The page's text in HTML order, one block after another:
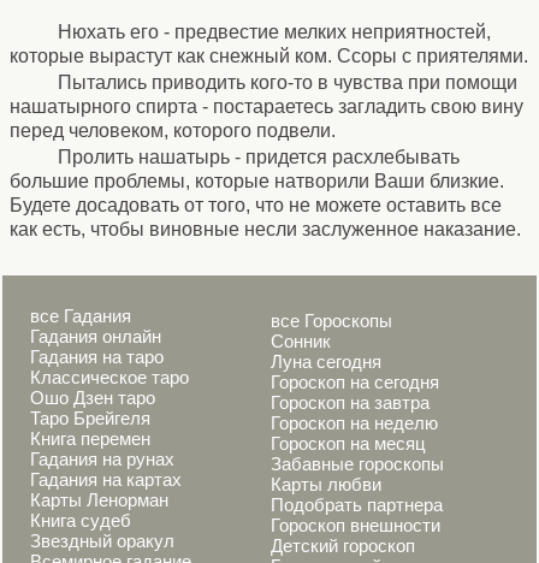
Нюхать его - предвестие мелких неприятностей,
которые вырастут как снежный ком. Ссоры с приятелями.
Пытались приводить кого-то в чувства при помощи
нашатырного спирта - постараетесь загладить свою вину
перед человеком, которого подвели.
Пролить нашатырь - придется расхлебывать
большие проблемы, которые натворили Ваши близкие.
Будете досадовать от того, что не можете оставить все
как есть, чтобы виновные несли заслуженное наказание.
все Гадания
Гадания онлайн
Гадания на таро
Классическое таро
Ошо Дзен таро
Таро Брейгеля
Книга перемен
Гадания на рунах
Гадания на картах
Карты Ленорман
Книга судеб
Звездный оракул
все Гороскопы
Сонник
Луна сегодня
Гороскоп на сегодня
Гороскоп на завтра
Гороскоп на неделю
Гороскоп на месяц
Забавные гороскопы
Карты любви
Подобрать партнера
Гороскоп внешности
Детский гороскоп